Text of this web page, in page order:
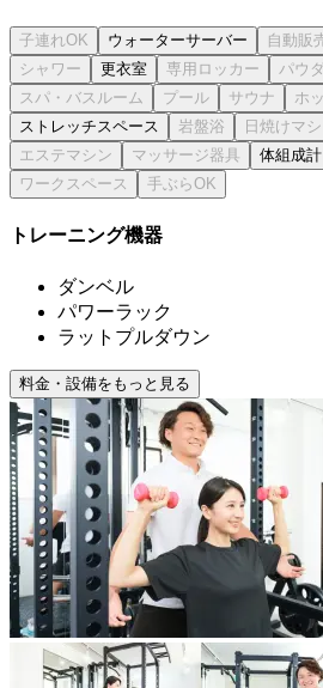
ウォーターサーバー
更衣室
ストレッチスペース
体組成計
トレーニング機器
ダンベル
パワーラック
ラットプルダウン
料金・設備をもっと見る